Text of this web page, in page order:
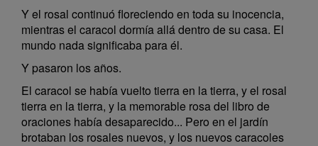
Y el rosal continuó floreciendo en toda su inocencia,
mientras el caracol dormía allá dentro de su casa. El
mundo nada significaba para él.
Y pasaron los años.
El caracol se había vuelto tierra en la tierra, y el rosal
tierra en la tierra, y la memorable rosa del libro de
oraciones había desaparecido... Pero en el jardín
brotaban los rosales nuevos, y los nuevos caracoles